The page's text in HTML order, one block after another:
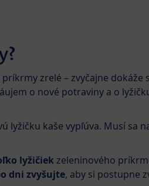
zrelé – zvyčajne dokáže
o nové potraviny a o
lyžičku kaše vypľúva. Musí sa
lyžičiekzeleninového
dni zvyšujte, aby si postupne